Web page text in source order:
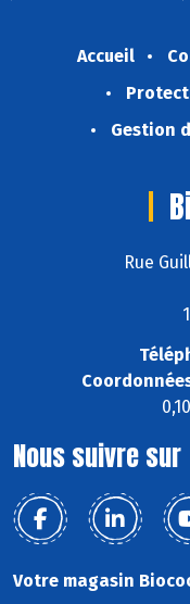
Accueil
Gestion
Rue
Nous suivre sur
Votre magasin